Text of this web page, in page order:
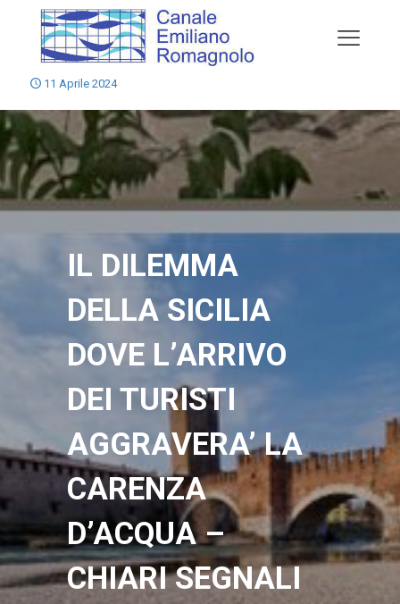
11 Aprile 2024
IL DILEMMA
DELLA SICILIA
DOVE L’ARRIVO
DEI TURISTI
AGGRAVERA’ LA
CARENZA
D’ACQUA –
CHIARI SEGNALI